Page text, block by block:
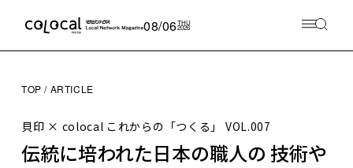
08/06THU
2026
TOP ARTICLE
貝印 × colocal これからの「つくる」 VOL.007
伝統に培われた日本の職人の 技術や